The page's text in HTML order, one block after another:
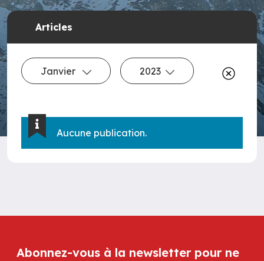
Articles
Janvier 2023
Aucune publication.
Abonnez-vous à la newsletter pour ne